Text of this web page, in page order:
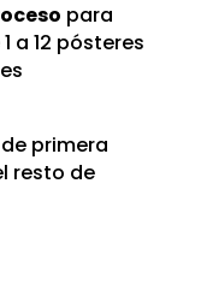
para
a 12 pósteres
primera
resto de